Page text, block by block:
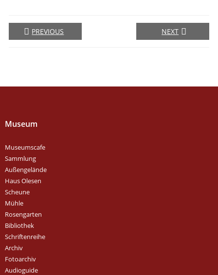
PREVIOUS NEXT
Museum
Museumscafe
Sammlung
Außengelände
Haus Olesen
Scheune
Mühle
Rosengarten
Bibliothek
Schriftenreihe
Archiv
Fotoarchiv
Audioguide